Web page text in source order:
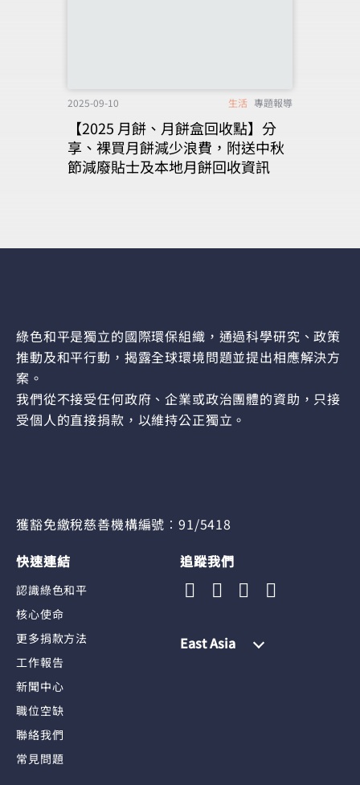
2025-09-10 生活 專題報導
【2025 月餅、月餅盒回收點】分
享、裸買月餅減少浪費，附送中秋
節減廢貼士及本地月餅回收資訊
綠色和平是獨立的國際環保組織，通過科學研究、政策
推動及和平行動，揭露全球環境問題並提出相應解決方
案。
我們從不接受任何政府、企業或政治團體的資助，只接
受個人的直接捐款，以維持公正獨立。
獲豁免繳稅慈善機構編號︰91/5418
快速連結
認識綠色和平
核心使命
更多捐款方法
工作報告
新聞中心
職位空缺
聯絡我們
常見問題
追蹤我們
East Asia